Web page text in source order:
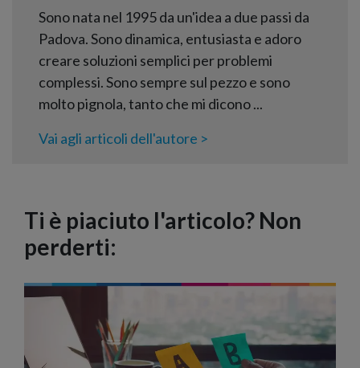
Sono nata nel 1995 da un'idea a due passi da
Padova. Sono dinamica, entusiasta e adoro
creare soluzioni semplici per problemi
complessi. Sono sempre sul pezzo e sono
molto pignola, tanto che mi dicono ...
Vai agli articoli dell'autore >
Ti è piaciuto l'articolo? Non
perderti: